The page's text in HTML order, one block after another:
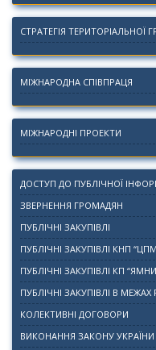
СТРАТЕГІЯ ТЕРИТОРІАЛЬНОЇ
МІЖНАРОДНА СПІВПРАЦЯ
МІЖНАРОДНІ ПРОЕКТИ
ДОСТУП ДО ПУБЛІЧНОЇ
ЗВЕРНЕННЯ ГРОМАДЯН
ПУБЛІЧНІ ЗАКУПІВЛІ
ПУБЛІЧНІ ЗАКУПІВЛІ КНП
ПУБЛІЧНІ ЗАКУПІВЛІ КП
ПУБЛІЧНІ ЗАКУПІВЛІ В
КОЛЕКТИВНІ ДОГОВОРИ
ВИКОНАННЯ ЗАКОНУ